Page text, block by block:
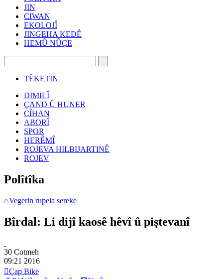
JIN
CIWAN
EKOLOJÎ
JINGEHA KEDÊ
HEMÛ NÛÇE
TÊKETIN
DIMILÎ
ÇAND Û HUNER
CÎHAN
ABORÎ
SPOR
HERÊMÎ
ROJEVA HILBIJARTINÊ
ROJEV
Polîtîka
⌂Vegerin rupela sereke
Bîrdal: Li dijî kaosê hêvî û piştevanî
30 Cotmeh
09:21 2016
Çap Bike